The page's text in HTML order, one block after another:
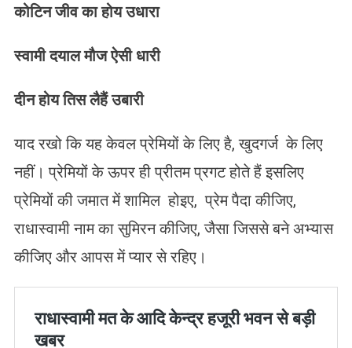
कोटिन जीव का होय उधारा
स्वामी दयाल मौज ऐसी धारी
दीन होय तिस लैहैं उबारी
याद रखो कि यह केवल प्रेमियों के लिए है, खुदगर्ज के लिए
नहीं। प्रेमियों के ऊपर ही प्रीतम प्रगट होते हैं इसलिए
प्रेमियों की जमात में शामिल होइए, प्रेम पैदा कीजिए,
राधास्वामी नाम का सुमिरन कीजिए, जैसा जिससे बने अभ्यास
कीजिए और आपस में प्यार से रहिए।